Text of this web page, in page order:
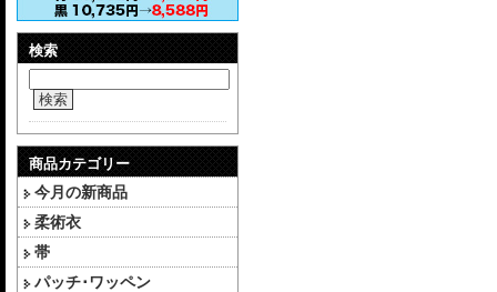
検索
検索
商品カテゴリー
今月の新商品
柔術衣
帯
パッチ･ワッペン